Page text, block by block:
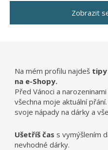
Zobrazit
Na mém profilu najdeš tipy
na e-Shopy.
Před Vánoci a
všechna moje aktuální
svoje nápady na dárky a
Ušetříš čas s vymýšlením
nevhodné dárky.